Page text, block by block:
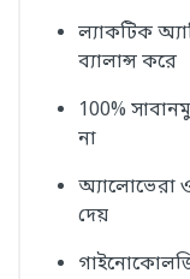
ল্যাকটিক
ব্যালান্স করে
100%
না
অ্যালোভেরা ও
দেয়